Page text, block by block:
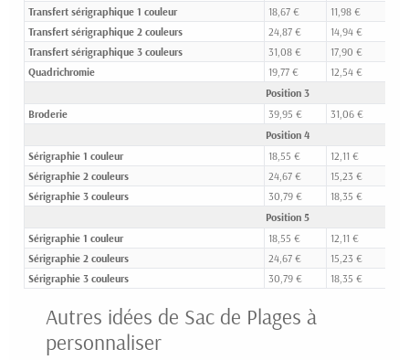
Transfert sérigraphique 1 couleur
18,67 € 11,98 €
Transfert sérigraphique 2 couleurs
24,87 € 14,94 €
Transfert sérigraphique 3 couleurs
31,08 € 17,90 €
Quadrichromie
19,77 € 12,54 €
Position 3
Broderie
39,95 € 31,06 €
Position 4
Sérigraphie 1 couleur
18,55 € 12,11 €
Sérigraphie 2 couleurs
24,67 € 15,23 €
Sérigraphie 3 couleurs
30,79 € 18,35 €
Position 5
Sérigraphie 1 couleur
18,55 € 12,11 €
Sérigraphie 2 couleurs
24,67 € 15,23 €
Sérigraphie 3 couleurs
30,79 € 18,35 €
Autres idées de Sac de Plages à
personnaliser